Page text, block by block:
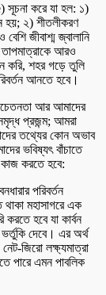
সূচনা করে যা হল: ১)
হয়; ২) শীতলীকরণ
জীবাশ্ম জ্বালানি
আরও
করি, শহর গড়ে তুলি
আনতে হবে।
আর আমাদের
প্রজন্ম; আমরা
তথ্যের কোন অভাব
ভবিষ্যৎ বাঁচাতে
করতে হবে:
পরিবর্তন
থাকা মহাসাগরে এক
হবে যা কার্বন
দেবে। এর অর্থ
জিরো লক্ষ্যমাত্রা
পারে এমন পাবলিক